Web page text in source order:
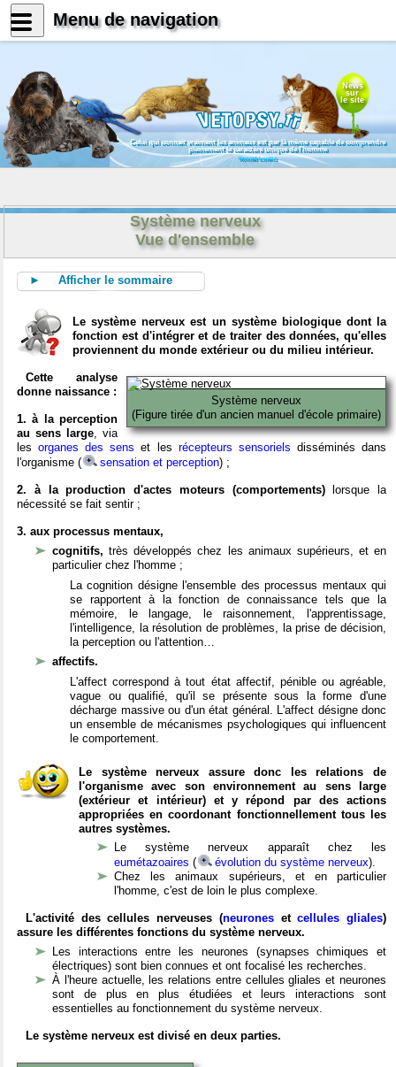
News
sur
le site
Celui qui connait vraiment les animaux est par là même capable de comprendre
pleinement le caractère unique de l'homme
Konrad Lorenz
Système nerveux
Vue d'ensemble
► Afficher le sommaire
Le système nerveux est un système biologique dont la
fonction est d'intégrer et de traiter des données, qu'elles
proviennent du monde extérieur ou du milieu intérieur.
Système nerveux
(Figure tirée d'un ancien manuel d'école primaire)
Cette analyse
donne naissance :
1. à la perception
au sens large, via
lesorganes des sens et les récepteurs sensoriels disséminés dans
l'organisme (
sensation et perception) ;
2. à la production d'actes moteurs (comportements)lorsque la
nécessité se fait sentir ;
3. aux processus mentaux,
cognitifs,très développés chez les animaux supérieurs, et en
particulier chez l'homme ;
La cognition désigne l'ensemble des processus mentaux qui
se rapportent à la fonction de connaissance tels que la
mémoire, le langage, le raisonnement, l'apprentissage,
l'intelligence, la résolution de problèmes, la prise de décision,
la perception ou l'attention…
affectifs.
L'affect correspond à tout état affectif, pénible ou agréable,
vague ou qualifié, qu'il se présente sous la forme d'une
décharge massive ou d'un état général. L'affect désigne donc
un ensemble de mécanismes psychologiques qui influencent
le comportement.
Le système nerveux assure donc les relations de
l'organisme avec son environnement au sens large
(extérieur et intérieur) et y répond par des actions
appropriées en coordonant fonctionnellement tous les
autres systèmes.
Le système nerveux apparaît chez les
eumétazoaires ( évolution du système nerveux).
Chez les animaux supérieurs, et en particulier
l'homme, c'est de loin le plus complexe.
L'activité des cellules nerveuses (neuronesetcellules gliales)
assure les différentes fonctions du système nerveux.
Les interactions entre les neurones (synapses chimiques et
électriques) sont bien connues et ont focalisé les recherches.
À l'heure actuelle, les relations entre cellules gliales et neurones
sont de plus en plus étudiées et leurs interactions sont
essentielles au fonctionnement du système nerveux.
Le système nerveux est divisé en deux parties.
Menu de navigation